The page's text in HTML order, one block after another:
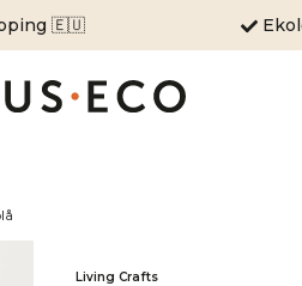
🇪🇺
Living Crafts